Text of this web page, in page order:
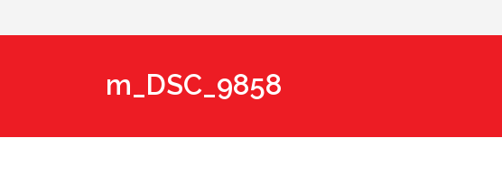
m_DSC_9858